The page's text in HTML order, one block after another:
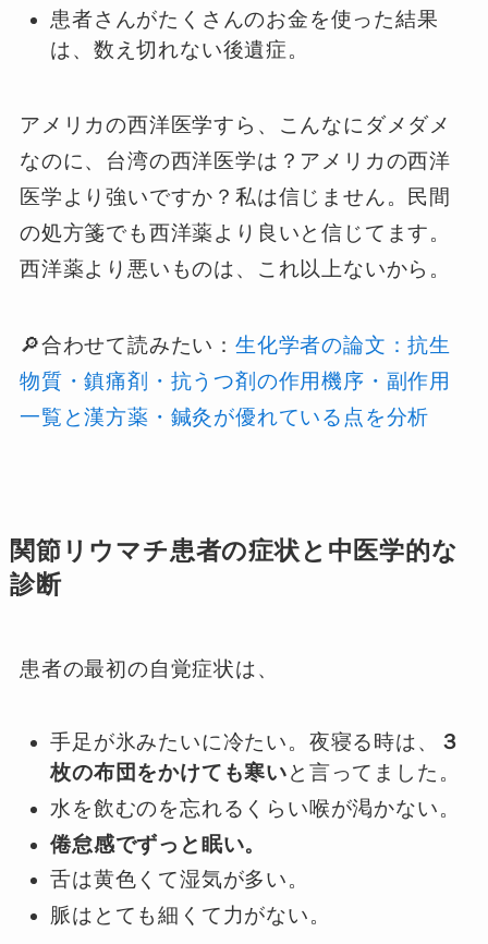
患者さんがたくさんのお金を使った結果
は、数え切れない後遺症。
アメリカの西洋医学すら、こんなにダメダメ
なのに、台湾の西洋医学は？アメリカの西洋
医学より強いですか？私は信じません。民間
の処方箋でも西洋薬より良いと信じてます。
西洋薬より悪いものは、これ以上ないから。
🔎合わせて読みたい： 生化学者の論文：抗生
物質・鎮痛剤・抗うつ剤の作用機序・副作用
一覧と漢方薬・鍼灸が優れている点を分析
関節リウマチ患者の症状と中医学的な
診断
患者の最初の自覚症状は、
手足が氷みたいに冷たい。夜寝る時は、
３
枚の布団をかけても寒いと言ってました。
水を飲むのを忘れるくらい喉が渇かない。
倦怠感でずっと眠い。
舌は黄色くて湿気が多い。
脈はとても細くて力がない。